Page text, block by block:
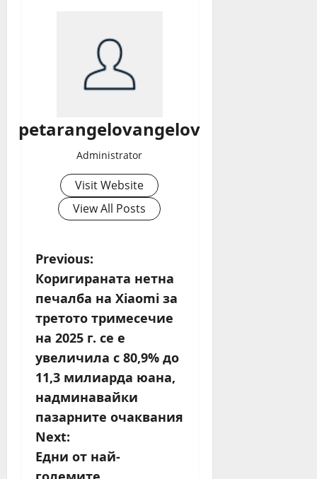
petarangelovangelov
Administrator
Visit Website
View All Posts
P
o
s
t
n
a
v
i
Previous:
Коригираната нетна
печалба на Xiaomi за
третото тримесечие
на 2025 г. се е
увеличила с 80,9% до
11,3 милиарда юана,
надминавайки
пазарните очаквания
Next:
Едни от най-